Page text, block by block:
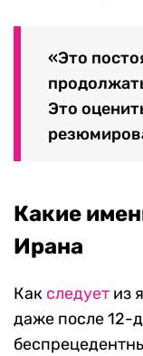
«Это
Это
Какие
Ирана
Как следует из
даже после 12-